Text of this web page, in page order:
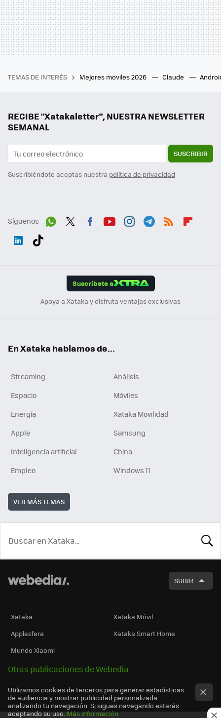
TEMAS DE INTERÉS Mejores moviles 2026 Claude
RECIBE "Xatakaletter", NUESTRA NEWSLETTER
SEMANAL
SUSCRIBIR
Suscribiéndote aceptas nuestra política de privacidad
Síguenos
Suscríbete a
Apoya a Xataka y disfruta ventajas exclusivas
En Xataka hablamos de...
Streaming
Análisis
Espacio
Móviles
Energía
Xataka Movilidad
Apple
Samsung
Inteligencia artificial
China
Empleo
Windows 11
VER MÁS TEMAS
SUBIR
Xataka
Xataka Móvil
Applesfera
Xataka Smart Home
Mundo Xiaomi
Otras publicaciones de Webedia
Utilizamos cookies de terceros para generar estadísticas
de audiencia y mostrar publicidad personalizada
analizando tu navegación. Si sigues navegando estarás
aceptando su uso. Más información